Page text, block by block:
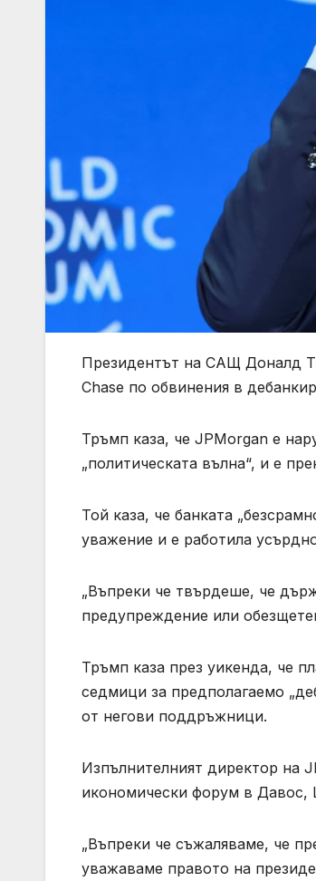
Президентът на САЩ Доналд
Chase по обвинения в
Тръмп каза, че JPMorgan е
„политическата вълна“, и е
Той каза, че банката
уважение и е работила
„Въпреки че твърдеше, че
предупреждение или
Тръмп каза през уикенда, че
седмици за предполагаемо
от негови поддръжници.
Изпълнителният директор на
икономически форум в Давос,
„Въпреки че съжаляваме, че
уважаваме правото на